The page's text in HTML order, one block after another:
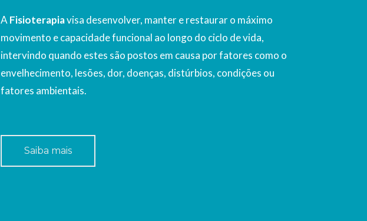
A Fisioterapiavisa desenvolver, manter e restaurar o máximo
movimento e capacidade funcional ao longo do ciclo de vida,
intervindo quando estes são postos em causa por fatores como o
envelhecimento, lesões, dor, doenças, distúrbios, condições ou
fatores ambientais.
Saiba mais